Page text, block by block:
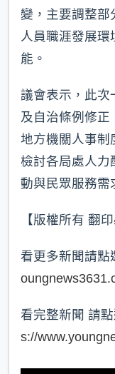
變，主要調整部
人員職涯發展
能。
議會表示，此次
及自治條例修正
地方機關人事制
檢討各局處人力
動與民眾服務需
【版權所有 翻
看更多新聞請點
看完整新聞 請
s://